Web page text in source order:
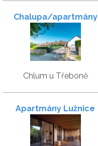
Chalupa/apartmány
Mateřídouška
Chlum u Třeboně
Apartmány Lužnice